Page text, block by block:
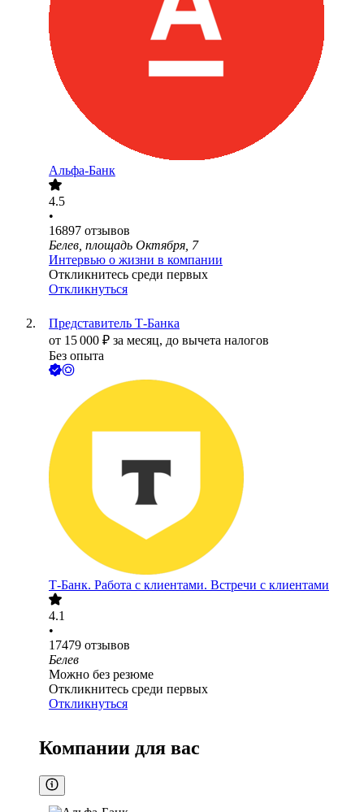
Альфа-Банк
4.5
•
16897 отзывов
Белев, площадь Октября, 7
Интервью о жизни в компании
Откликнитесь среди первых
Откликнуться
Представитель Т-Банка
от 15 000 ₽ за месяц, до вычета налогов
Без опыта
Т-Банк. Работа с клиентами. Встречи с клиентами
4.1
•
17479 отзывов
Белев
Можно без резюме
Откликнитесь среди первых
Откликнуться
Компании для вас